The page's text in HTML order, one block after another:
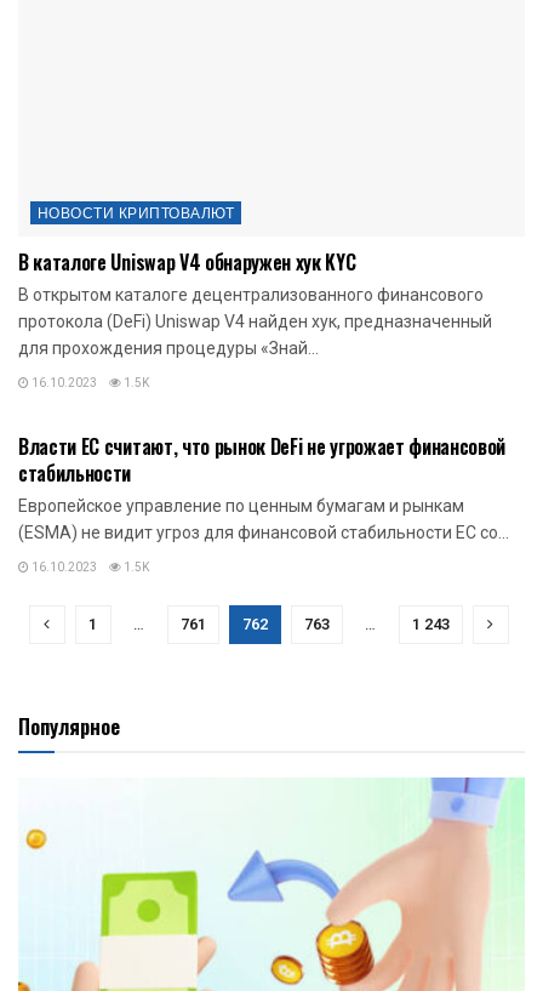
НОВОСТИ КРИПТОВАЛЮТ
В каталоге Uniswap V4 обнаружен хук KYC
В открытом каталоге децентрализованного финансового
протокола (DeFi) Uniswap V4 найден хук, предназначенный
для прохождения процедуры «Знай...
16.10.2023 1.5K
Власти ЕС считают, что рынок DeFi не угрожает финансовой
стабильности
Европейское управление по ценным бумагам и рынкам
(ESMA) не видит угроз для финансовой стабильности ЕС со...
16.10.2023 1.5K
1 … 761 762 763 … 1 243
Популярное